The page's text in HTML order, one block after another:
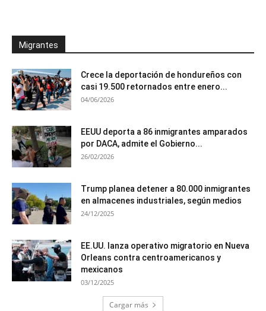
Migrantes
Crece la deportación de hondureños con
casi 19.500 retornados entre enero...
04/06/2026
EEUU deporta a 86 inmigrantes amparados
por DACA, admite el Gobierno...
26/02/2026
Trump planea detener a 80.000 inmigrantes
en almacenes industriales, según medios
24/12/2025
EE.UU. lanza operativo migratorio en Nueva
Orleans contra centroamericanos y
mexicanos
03/12/2025
Cargar más